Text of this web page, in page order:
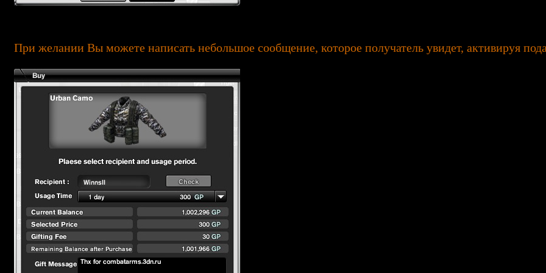
При желании Вы можете написать небольшое сообщение, которое получатель увидет, активируя